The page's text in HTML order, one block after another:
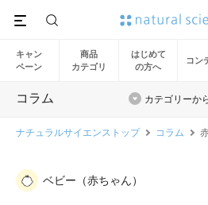
キャン
ペーン
商品
カテゴリ
はじめて
の方へ
コン
コラム カテゴリーか
ナチュラルサイエンストップ コラム
ベビー（赤ちゃん）